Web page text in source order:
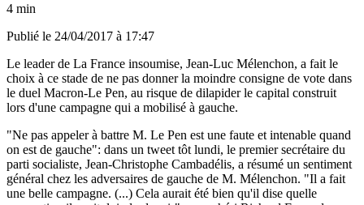
4 min
Publié le 24/04/2017 à 17:47
Le leader de La France insoumise, Jean-Luc Mélenchon, a fait le
choix à ce stade de ne pas donner la moindre consigne de vote dans
le duel Macron-Le Pen, au risque de dilapider le capital construit
lors d'une campagne qui a mobilisé à gauche.
"Ne pas appeler à battre M. Le Pen est une faute et intenable quand
on est de gauche": dans un tweet tôt lundi, le premier secrétaire du
parti socialiste, Jean-Christophe Cambadélis, a résumé un sentiment
général chez les adversaires de gauche de M. Mélenchon. "Il a fait
une belle campagne. (...) Cela aurait été bien qu'il dise quelle